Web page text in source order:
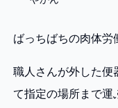
ばっちばちの肉体労
職人さんが外した便
て指定の場所まで運